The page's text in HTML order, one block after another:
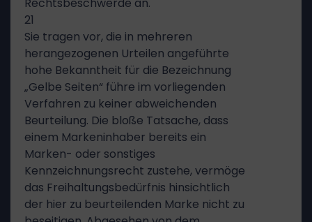
21
Sie tragen vor, die in mehreren
herangezogenen Urteilen angeführte
hohe Bekanntheit für die Bezeichnung
„Gelbe Seiten“ führe im vorliegenden
Verfahren zu keiner abweichenden
Beurteilung. Die bloße Tatsache, dass
einem Markeninhaber bereits ein
Marken- oder sonstiges
Kennzeichnungsrecht zustehe, vermöge
das Freihaltungsbedürfnis hinsichtlich
der hier zu beurteilenden Marke nicht zu